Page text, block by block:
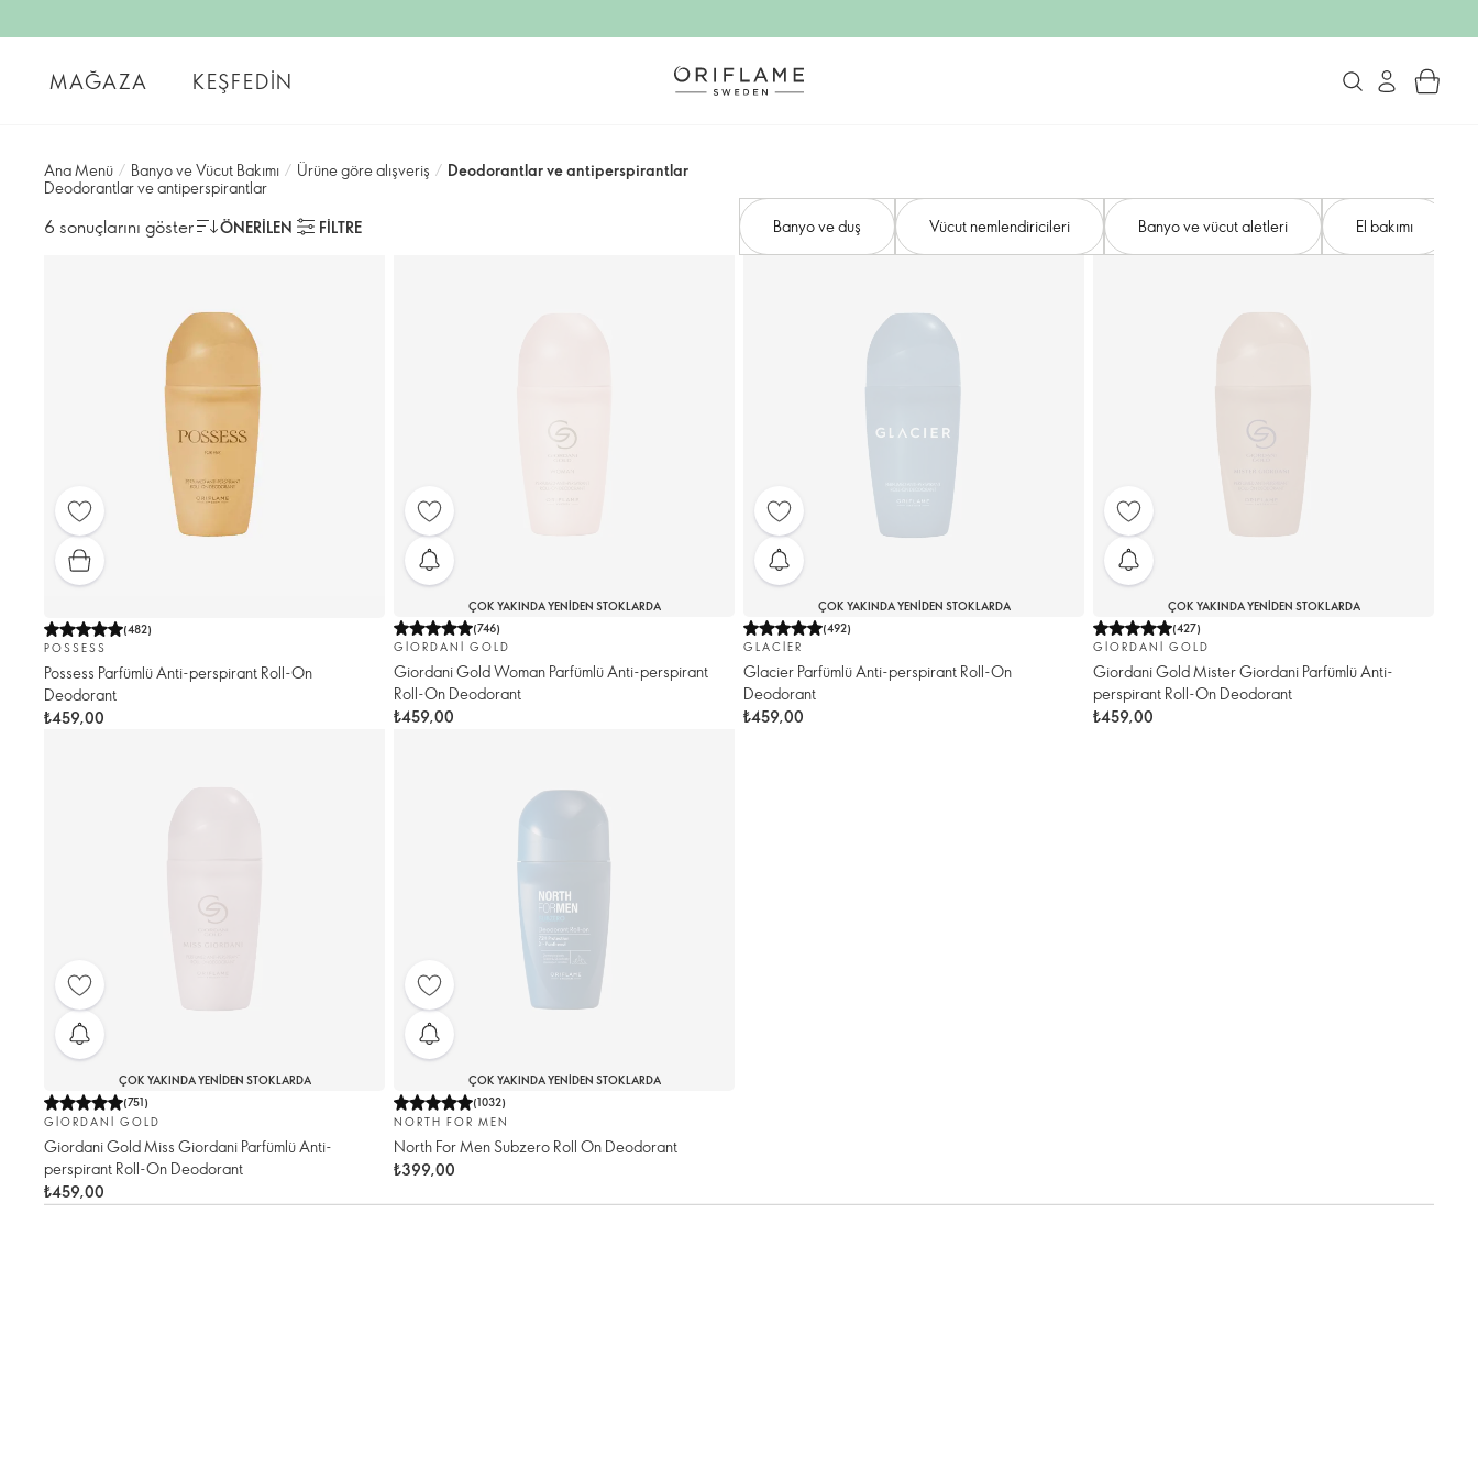
MAĞAZA KEŞFEDIN
Ana Menü / Banyo ve Vücut Bakımı / Ürüne göre alışveriş / Deodorantlar ve antiperspirantlar
Deodorantlar ve antiperspirantlar
6 sonuçlarını göster ÖNERILEN FILTRE Banyo ve duş Vücut nemlendiricileri Banyo ve vücut aletleri El bakımı
(482)
POSSESS
Possess Parfümlü Anti-perspirant Roll-On
Deodorant
₺459,00
ÇOK YAKINDA YENIDEN STOKLARDA
(746)
GIORDANI GOLD
Giordani Gold Woman Parfümlü Anti-perspirant
Roll-On Deodorant
₺459,00
ÇOK YAKINDA YENIDEN STOKLARDA
(492)
GLACIER
Glacier Parfümlü Anti-perspirant Roll-On
Deodorant
₺459,00
ÇOK YAKINDA YENIDEN STOKLARDA
(427)
GIORDANI GOLD
Giordani Gold Mister Giordani Parfümlü Anti-
perspirant Roll-On Deodorant
₺459,00
ÇOK YAKINDA YENIDEN STOKLARDA
(751)
GIORDANI GOLD
Giordani Gold Miss Giordani Parfümlü Anti-
perspirant Roll-On Deodorant
₺459,00
ÇOK YAKINDA YENIDEN STOKLARDA
(1032)
NORTH FOR MEN
North For Men Subzero Roll On Deodorant
₺399,00